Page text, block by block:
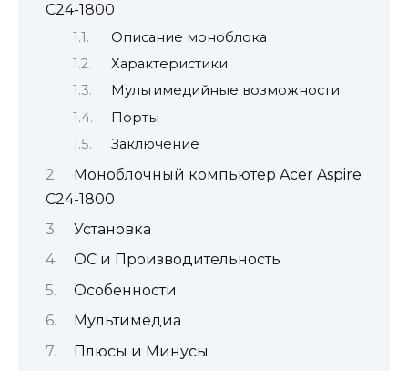
C24-1800
Описание моноблока
Характеристики
Мультимедийные возможности
Порты
Заключение
Моноблочный компьютер Acer Aspire
C24-1800
Установка
ОС и Производительность
Особенности
Мультимедиа
Плюсы и Минусы